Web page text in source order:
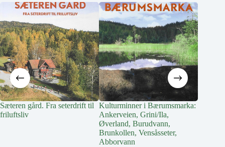
Sæteren gård. Fra seterdrift til
friluftsliv
Kulturminner i Bærumsmarka:
Ankerveien, Grini/Ila,
Øverland, Burudvann,
Brunkollen, Vensåsseter,
Abborvann